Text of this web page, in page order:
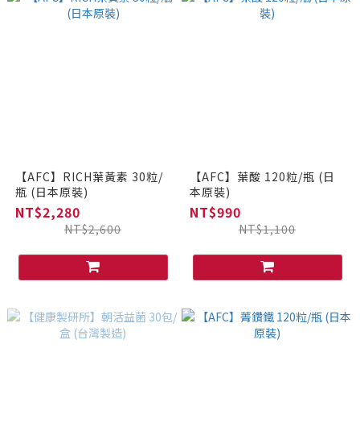
【AFC】RICH葉黃素 30粒/
瓶 (日本原裝)
NT$2,280
NT$2,600
【AFC】葉酸 120粒/瓶 (日
本原裝)
NT$990
NT$1,100